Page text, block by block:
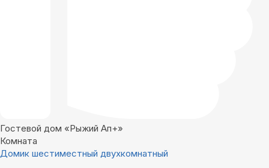
Гостевой дом «Рыжий Ап+»
Комната
Домик шестиместный двухкомнатный